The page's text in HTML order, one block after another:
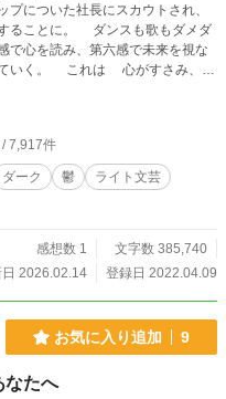
プについた社長にスカウトされ、
ることに。 ダンスも歌もダメダ
で心を読み、第六感で未来を視な
すさみ、絶
して歩んだ純の、精いっぱいの物
/ 7,917件
ダーク 鬱
ライト文芸
感想数 1
文字数 385,740
2026.02.14
登録日 2022.04.09
お気に入り追加 9
なたへ